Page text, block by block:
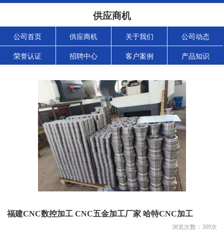
供应商机
公司首页 供应商机 关于我们 公司动态
荣誉认证 招聘中心 客户案例 产品知识
福建CNC数控加工 CNC五金加工厂家 哈特CNC加工
浏览次数： 309次